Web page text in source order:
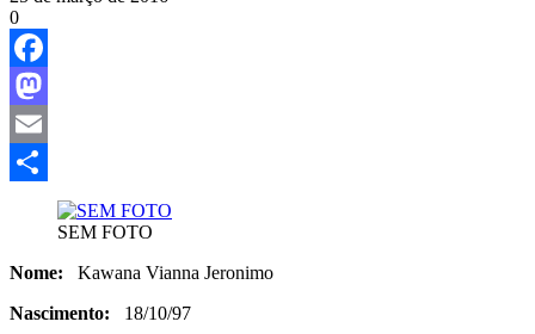
0
Facebook
Mastodon
Email
SEM FOTO
Nome: Kawana Vianna Jeronimo
Nascimento: 18/10/97